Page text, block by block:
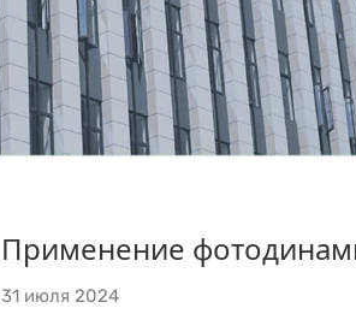
Применение
31 июля 2024